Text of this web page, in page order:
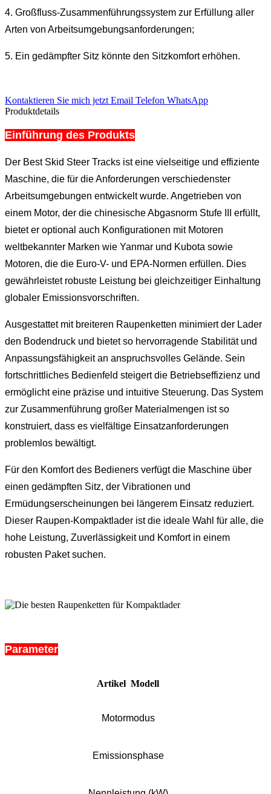
4. Großfluss-Zusammenführungssystem zur Erfüllung aller
Arten von Arbeitsumgebungsanforderungen;
5. Ein gedämpfter Sitz könnte den Sitzkomfort erhöhen.
Kontaktieren Sie mich jetzt Email Telefon WhatsApp
Produktdetails
Einführung des Produkts
Der Best Skid Steer Tracks ist eine vielseitige und effiziente
Maschine, die für die Anforderungen verschiedenster
Arbeitsumgebungen entwickelt wurde. Angetrieben von
einem Motor, der die chinesische Abgasnorm Stufe III erfüllt,
bietet er optional auch Konfigurationen mit Motoren
weltbekannter Marken wie Yanmar und Kubota sowie
Motoren, die die Euro-V- und EPA-Normen erfüllen. Dies
gewährleistet robuste Leistung bei gleichzeitiger Einhaltung
globaler Emissionsvorschriften.
Ausgestattet mit breiteren Raupenketten minimiert der Lader
den Bodendruck und bietet so hervorragende Stabilität und
Anpassungsfähigkeit an anspruchsvolles Gelände. Sein
fortschrittliches Bedienfeld steigert die Betriebseffizienz und
ermöglicht eine präzise und intuitive Steuerung. Das System
zur Zusammenführung großer Materialmengen ist so
konstruiert, dass es vielfältige Einsatzanforderungen
problemlos bewältigt.
Für den Komfort des Bedieners verfügt die Maschine über
einen gedämpften Sitz, der Vibrationen und
Ermüdungserscheinungen bei längerem Einsatz reduziert.
Dieser Raupen-Kompaktlader ist die ideale Wahl für alle, die
hohe Leistung, Zuverlässigkeit und Komfort in einem
robusten Paket suchen.
Parameter
Artikel Modell
Motormodus
Emissionsphase